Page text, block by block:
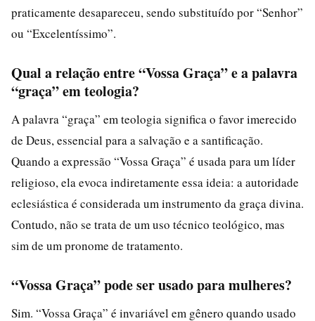
praticamente desapareceu, sendo substituído por “Senhor”
ou “Excelentíssimo”.
Qual a relação entre “Vossa Graça” e a palavra
“graça” em teologia?
A palavra “graça” em teologia significa o favor imerecido
de Deus, essencial para a salvação e a santificação.
Quando a expressão “Vossa Graça” é usada para um líder
religioso, ela evoca indiretamente essa ideia: a autoridade
eclesiástica é considerada um instrumento da graça divina.
Contudo, não se trata de um uso técnico teológico, mas
sim de um pronome de tratamento.
“Vossa Graça” pode ser usado para mulheres?
Sim. “Vossa Graça” é invariável em gênero quando usado